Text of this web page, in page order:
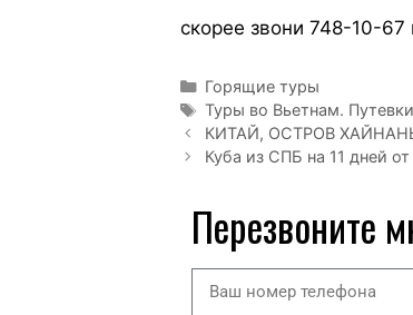
скорее звони 748-10-67
Горящие туры
Туры во Вьетнам.
КИТАЙ, ОСТРОВ
Куба из СПБ на 11 дней
Перезвоните